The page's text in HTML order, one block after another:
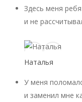
Здесь меня
и не
Наталья
У меня
и заменил мне